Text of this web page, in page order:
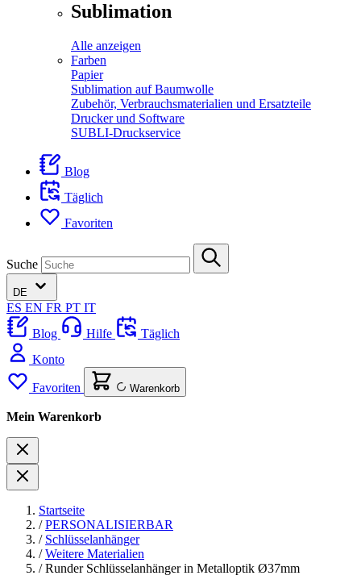
Sublimation
Alle anzeigen
Farben
Papier
Sublimation auf Baumwolle
Zubehör, Verbrauchsmaterialien und Ersatzteile
Drucker und Software
SUBLI-Druckservice
Blog
Täglich
Favoriten
Suche
DE
ES EN FR PT IT
Blog
Hilfe
Täglich
Konto
Favoriten Warenkorb
Mein Warenkorb
Startseite
/ PERSONALISIERBAR
/ Schlüsselanhänger
/ Weitere Materialien
/ Runder Schlüsselanhänger in Metalloptik Ø37mm